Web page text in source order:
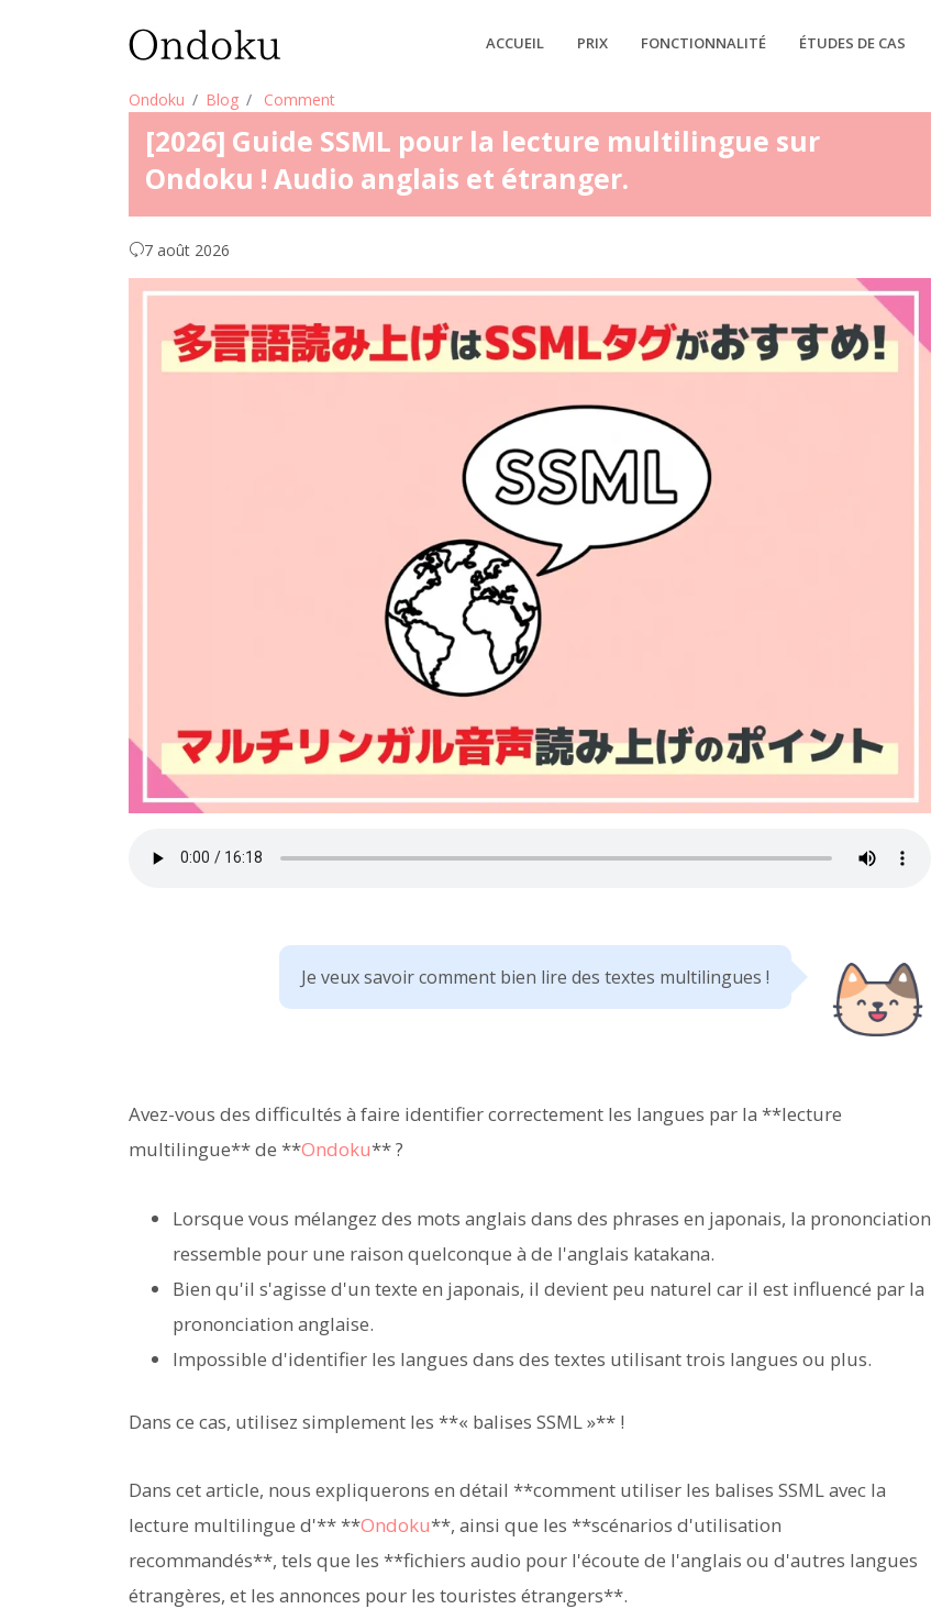
ACCUEIL PRIX FONCTIONNALITÉ ÉTUDES DE CAS
Ondoku Blog Comment
[2026] Guide SSML pour la lecture multilingue sur
Ondoku ! Audio anglais et étranger.
7 août 2026
Je veux savoir comment bien lire des textes multilingues !
Avez-vous des difficultés à faire identifier correctement les langues par la **lecture
multilingue** de **Ondoku** ?
Lorsque vous mélangez des mots anglais dans des phrases en japonais, la prononciation
ressemble pour une raison quelconque à de l'anglais katakana.
Bien qu'il s'agisse d'un texte en japonais, il devient peu naturel car il est influencé par la
prononciation anglaise.
Impossible d'identifier les langues dans des textes utilisant trois langues ou plus.
Dans ce cas, utilisez simplement les **« balises SSML »** !
Dans cet article, nous expliquerons en détail **comment utiliser les balises SSML avec la
lecture multilingue d'** **Ondoku**, ainsi que les **scénarios d'utilisation
recommandés**, tels que les **fichiers audio pour l'écoute de l'anglais ou d'autres langues
étrangères, et les annonces pour les touristes étrangers**.